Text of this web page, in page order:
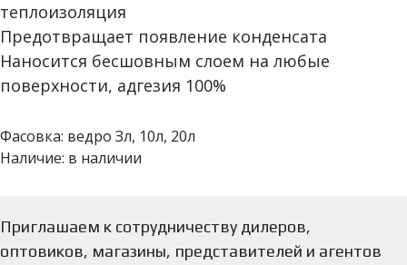
теплоизоляция
Предотвращает появление конденсата
Наносится бесшовным слоем на любые
поверхности, адгезия 100%
Фасовка: ведро Зл, 10л, 20л
Наличие: в наличии
Приглашаем к сотрудничеству дилеров,
оптовиков, магазины, представителей и агентов